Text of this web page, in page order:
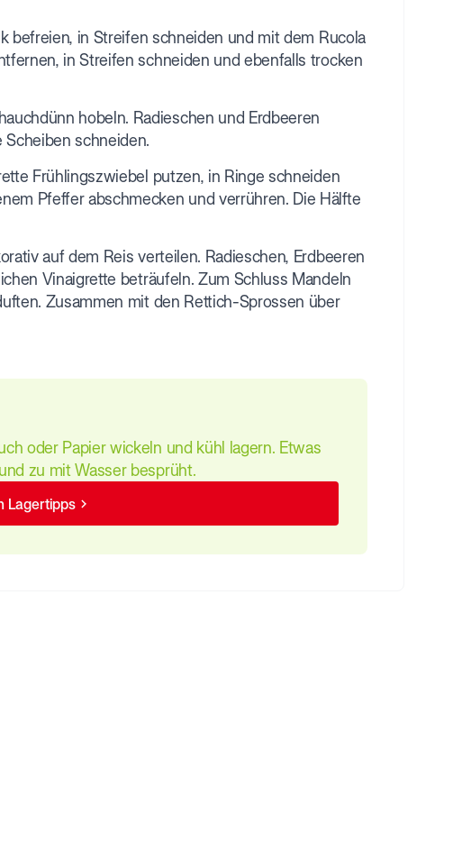
befreien, in Streifen schneiden und mit dem Rucola
in Streifen schneiden und ebenfalls trocken
hobeln. Radieschen und Erdbeeren
schneiden.
Frühlingszwiebel putzen, in Ringe schneiden
Pfeffer abschmecken und verrühren. Die Hälfte
auf dem Reis verteilen. Radieschen, Erdbeeren
Vinaigrette beträufeln. Zum Schluss Mandeln
Zusammen mit den Rettich-Sprossen über
oder Papier wickeln und kühl lagern. Etwas
zu mit Wasser besprüht.
Lagertipps